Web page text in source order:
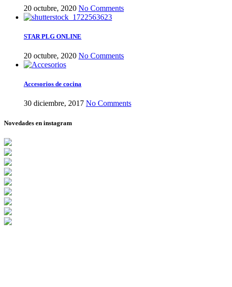
20 octubre, 2020 No Comments
STAR PLG ONLINE
20 octubre, 2020 No Comments
Accesorios de cocina
30 diciembre, 2017 No Comments
Novedades en instagram